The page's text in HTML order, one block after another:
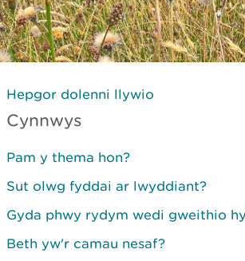
Hepgor dolenni llywio
Cynnwys
Pam y thema hon?
Sut olwg fyddai ar lwyddiant?
Gyda phwy rydym wedi gweithio
Beth yw'r camau nesaf?